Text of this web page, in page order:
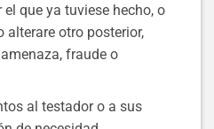
que ya tuviese hecho, o
alterare otro posterior,
fraude o
al testador o a sus